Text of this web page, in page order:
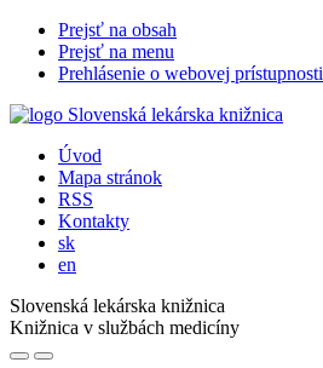
Prejsť na obsah
Prejsť na menu
Prehlásenie o webovej prístupnosti
Úvod
Mapa stránok
RSS
Kontakty
sk
en
Slovenská lekárska knižnica
Knižnica v službách medicíny